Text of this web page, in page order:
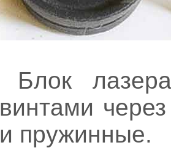
Блок
винтами
и пружинные.